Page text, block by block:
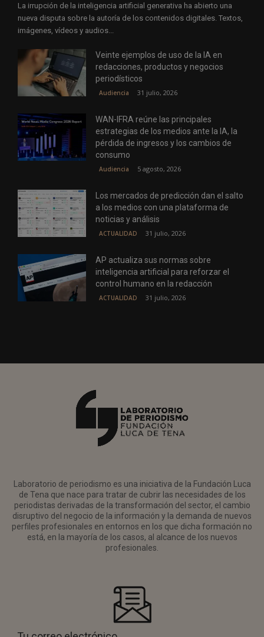
La irrupción de la inteligencia artificial generativa ha abierto una
nueva disputa sobre la autoría de los contenidos digitales. Textos,
imágenes, vídeos y audios...
Veinte ejemplos de uso de la IA en
redacciones, productos y negocios
periodísticos
Audiencia 31 julio, 2026
WAN-IFRA reúne las principales
estrategias de los medios ante la IA, la
pérdida de ingresos y los cambios de
consumo
Audiencia 5 agosto, 2026
Los mercados de predicción dan el salto
a los medios con una plataforma de
noticias y análisis
ACTUALIDAD 31 julio, 2026
AP actualiza sus normas sobre
inteligencia artificial para reforzar el
control humano en la redacción
ACTUALIDAD 31 julio, 2026
Laboratorio de periodismo es una iniciativa de la Fundación Luca
de Tena que nace para tratar de cubrir las necesidades de los
periodistas derivadas de la transformación del sector, el cambio
disruptivo del negocio de la información y la demanda de nuevos
perfiles profesionales en entornos en los que dicha formación no
está, en la mayoría de los casos, al alcance de los nuevos
profesionales.